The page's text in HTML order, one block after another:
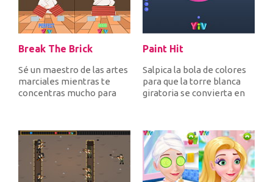
Break The Brick
Sé un maestro de las artes
marciales mientras te
concentras mucho para
Paint Hit
Salpica la bola de colores
para que la torre blanca
giratoria se convierta en